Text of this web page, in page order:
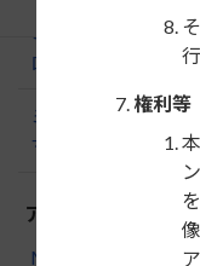
ミニ クロスオーバ
ロスオーバー
ミニ ペースマン／
マン
アルファロメオ
MiTo
権利等